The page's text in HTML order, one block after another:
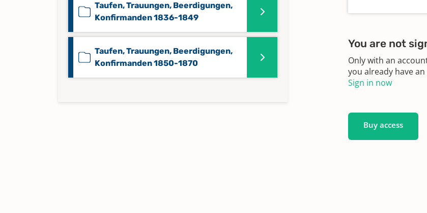
Taufen, Trauungen, Beerdigungen,
Konfirmanden 1836-1849
Taufen, Trauungen, Beerdigungen,
Konfirmanden 1850-1870
You are not
Only with an
you already have
Sign in now
Buy access